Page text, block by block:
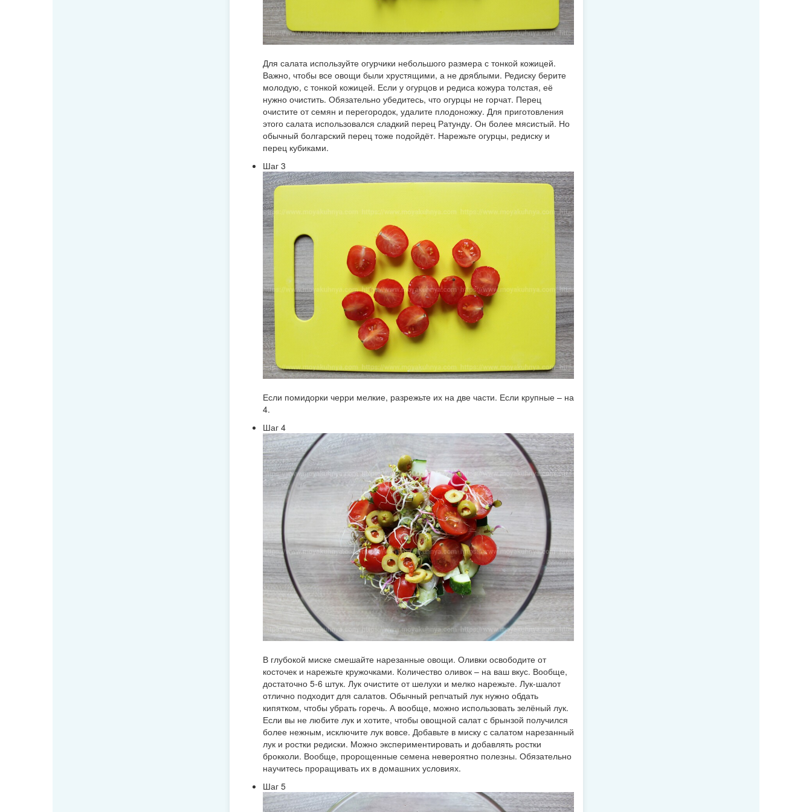
Для салата используйте огурчики небольшого размера с тонкой кожицей.
Важно, чтобы все овощи были хрустящими, а не дряблыми. Редиску берите
молодую, с тонкой кожицей. Если у огурцов и редиса кожура толстая, её
нужно очистить. Обязательно убедитесь, что огурцы не горчат. Перец
очистите от семян и перегородок, удалите плодоножку. Для приготовления
этого салата использовался сладкий перец Ратунду. Он более мясистый. Но
обычный болгарский перец тоже подойдёт. Нарежьте огурцы, редиску и
перец кубиками.
Шаг 3
Если помидорки черри мелкие, разрежьте их на две части. Если крупные – на
4.
Шаг 4
В глубокой миске смешайте нарезанные овощи. Оливки освободите от
косточек и нарежьте кружочками. Количество оливок – на ваш вкус. Вообще,
достаточно 5-6 штук. Лук очистите от шелухи и мелко нарежьте. Лук-шалот
отлично подходит для салатов. Обычный репчатый лук нужно обдать
кипятком, чтобы убрать горечь. А вообще, можно использовать зелёный лук.
Если вы не любите лук и хотите, чтобы овощной салат с брынзой получился
более нежным, исключите лук вовсе. Добавьте в миску с салатом нарезанный
лук и ростки редиски. Можно экспериментировать и добавлять ростки
брокколи. Вообще, пророщенные семена невероятно полезны. Обязательно
научитесь проращивать их в домашних условиях.
Шаг 5